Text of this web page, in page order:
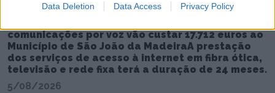
Data Deletion Data Access Privacy Policy
comunicações por voz vão custar 17.712 euros ao
Município de São João da MadeiraA prestação
dos serviços de acesso à internet em fibra ótica,
televisão e rede fixa terá a duração de 24 meses.
5/08/2026